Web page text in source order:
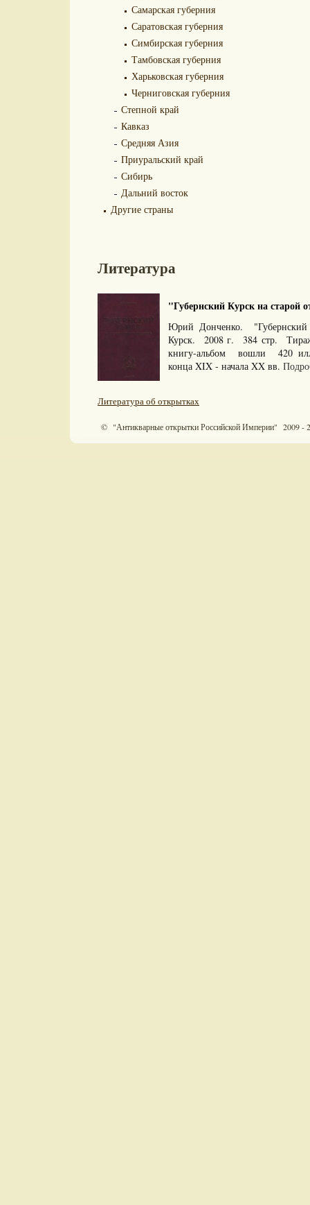
Самарская губерния
Саратовская губерния
Симбирская губерния
Тамбовская губерния
Харьковская губерния
Черниговская губерния
Степной край
Кавказ
Средняя Азия
Приуральский край
Сибирь
Дальний восток
Другие страны
Литература
"Губернский Курск на старой
Юрий Донченко. "Губернский
Курск. 2008 г. 384 стр.
книгу-альбом вошли 420
конца XIX - начала XX вв.
Литература об открытках
© "Антикварные открытки Российской Империи" 2009 -